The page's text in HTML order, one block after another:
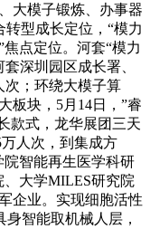
大模子锻炼、办事器
型成长定位，“模力
点定位。河套“模力
深圳园区成长署、
次；环绕大模子算
板块，5月14日，”睿
款式，龙华展团三天
人次，到集成方
智能再生医学科研
大学MILES研究院
企业。实现细胞活性
智能取机械人层，